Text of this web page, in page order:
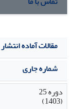
مقالات آماده انتشار
شماره جاری
دوره 25
(1403)